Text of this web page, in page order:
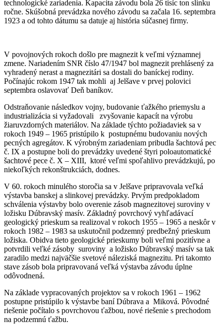
technologické zariadenia. Kapacita závodu bola 26 tisíc ton slinku
ročne. Skúšobná prevádzka nového závodu sa začala 16. septembra
1923 a od tohto dátumu sa datuje aj história súčasnej firmy.
V povojnových rokoch došlo pre magnezit k veľmi významnej
zmene. Nariadením SNR číslo 47/1947 bol magnezit prehlásený za
vyhradený nerast a magnezitári sa dostali do baníckej rodiny.
Počínajúc rokom 1947 tak mohli aj Jelšave v prvej polovici
septembra oslavovať Deň baníkov.
Odstraňovanie následkov vojny, budovanie ťažkého priemyslu a
industrializácia si vyžadovali zvyšovanie kapacít na výrobu
žiaruvzdorných materiálov. Na základe týchto požiadaviek sa v
rokoch 1949 – 1965 pristúpilo k postupnému budovaniu nových
pecných agregátov. K výrobným zariadeniam pribudla šachtová pec
č. IX a postupne boli do prevádzky uvedené štyri poloautomatické
šachtové pece č. X – XIII, ktoré veľmi spoľahlivo prevádzkujú, po
niekoľkých rekonštrukciách, dodnes.
V 60. rokoch minulého storočia sa v Jelšave pripravovala veľká
výstavba banskej a slinkovej prevádzky. Prvým predpokladom
schválenia výstavby bolo overenie zásob magnezitovej suroviny v
ložisku Dúbravský masív. Základný povrchový vyhľadávací
geologický prieskum sa realizoval v rokoch 1955 – 1965 a neskôr v
rokoch 1982 – 1983 sa uskutočnil podzemný predbežný prieskum
ložiska. Obidva tieto geologické prieskumy boli veľmi pozitívne a
potvrdili veľké zásoby suroviny a ložisko Dúbravský masív sa tak
zaradilo medzi najväčšie svetové náleziská magnezitu. Pri takomto
stave zásob bola pripravovaná veľká výstavba závodu úplne
odôvodnená.
Na základe vypracovaných projektov sa v rokoch 1961 – 1962
postupne pristúpilo k výstavbe baní Dúbrava a Miková. Pôvodné
riešenie počítalo s povrchovou ťažbou, nové riešenie s prechodom
na podzemnú ťažbu.